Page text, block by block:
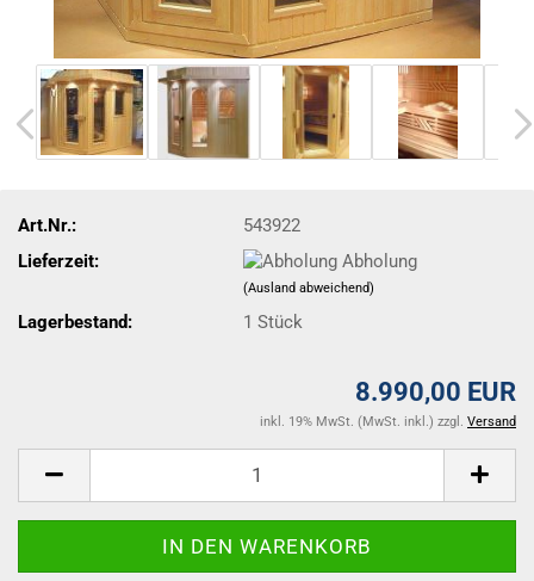
Art.Nr.:
543922
Lieferzeit:
Abholung
(Ausland abweichend)
Lagerbestand: 1Stück
8.990,00 EUR
inkl. 19% MwSt. (MwSt. inkl.) zzgl. Versand